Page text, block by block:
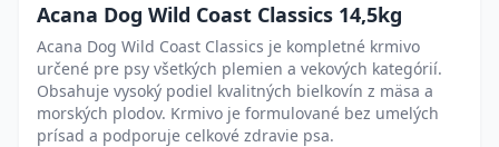
Acana Dog Wild Coast Classics 14,5kg
Acana Dog Wild Coast Classics je kompletné krmivo
určené pre psy všetkých plemien a vekových kategórií.
Obsahuje vysoký podiel kvalitných bielkovín z mäsa a
morských plodov. Krmivo je formulované bez umelých
prísad a podporuje celkové zdravie psa.